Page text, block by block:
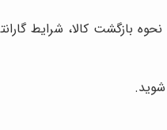
بازگشت کالا، شرایط
شوید.